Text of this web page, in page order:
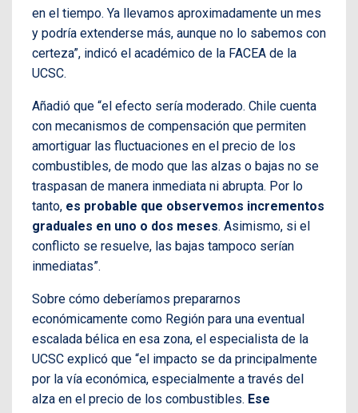
en el tiempo. Ya llevamos aproximadamente un mes
y podría extenderse más, aunque no lo sabemos con
certeza”, indicó el académico de la FACEA de la
UCSC.
Añadió que “el efecto sería moderado. Chile cuenta
con mecanismos de compensación que permiten
amortiguar las fluctuaciones en el precio de los
combustibles, de modo que las alzas o bajas no se
traspasan de manera inmediata ni abrupta. Por lo
tanto, es probable que observemos incrementos
graduales en uno o dos meses. Asimismo, si el
conflicto se resuelve, las bajas tampoco serían
inmediatas”.
Sobre cómo deberíamos prepararnos
económicamente como Región para una eventual
escalada bélica en esa zona, el especialista de la
UCSC explicó que “el impacto se da principalmente
por la vía económica, especialmente a través del
alza en el precio de los combustibles. Ese